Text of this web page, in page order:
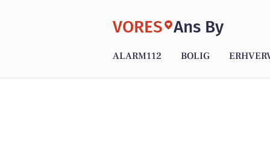
VORES Ans By
ALARM112 BOLIG